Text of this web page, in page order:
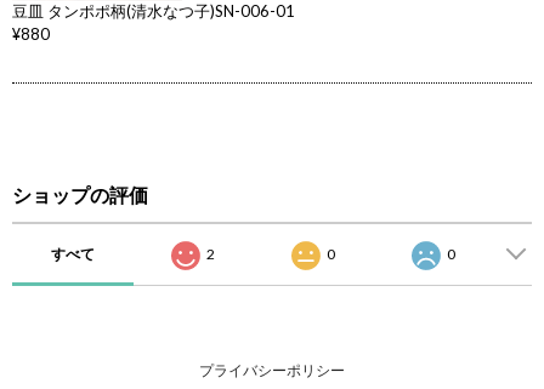
豆皿 タンポポ柄(清水なつ子)SN-006-01
¥880
ショップの評価
すべて 2 0 0
プライバシーポリシー